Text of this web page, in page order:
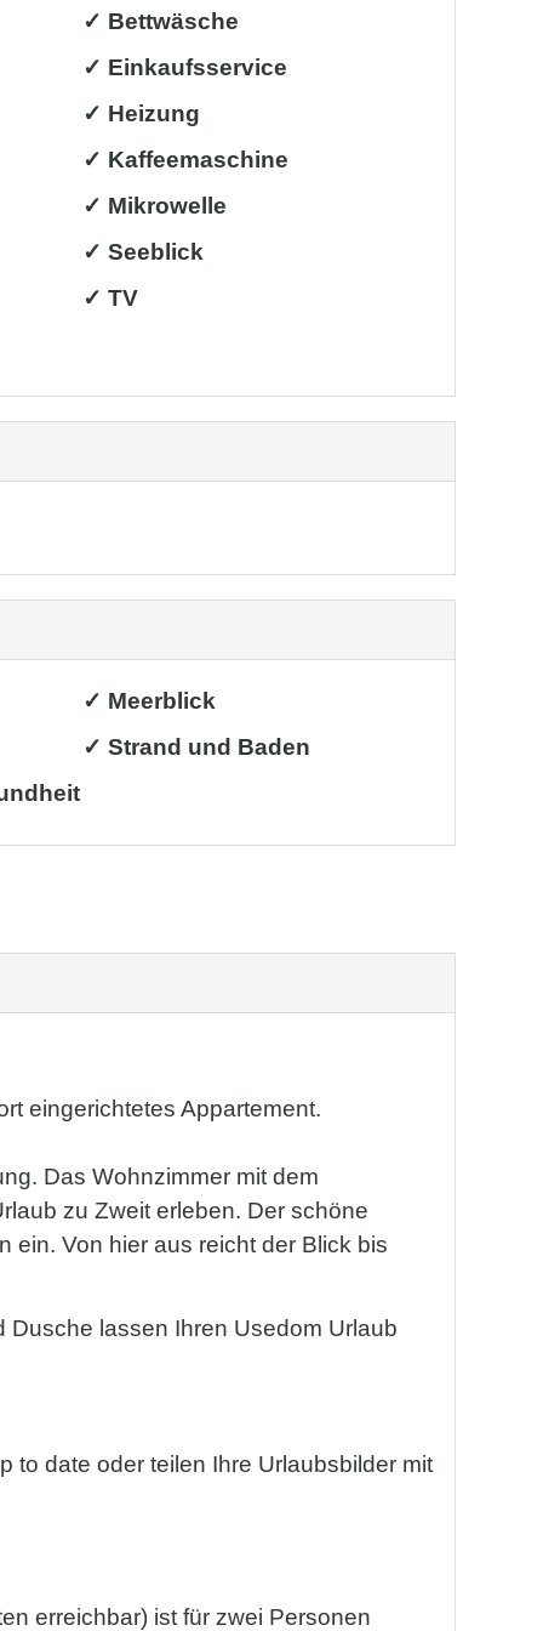
✓ Bettwäsche
✓ Einkaufsservice
✓ Heizung
✓ Kaffeemaschine
✓ Mikrowelle
✓ Seeblick
✓ TV
✓ Meerblick
✓ Strand und Baden
eingerichtetes Appartement.
Das Wohnzimmer mit dem
zu Zweit erleben. Der schöne
ein. Von hier aus reicht der Blick bis
lassen Ihren Usedom Urlaub
to date oder teilen Ihre Urlaubsbilder mit
erreichbar) ist für zwei Personen